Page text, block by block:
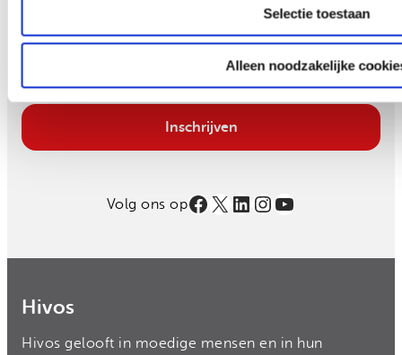
Selectie toestaan
Alleen noodzakelijke
Email
Inschrijven
Volg ons opFacebook
X LinkedIn
Instagram
YouTube
Hivos
Hivos gelooft in moedige mensen en in hun